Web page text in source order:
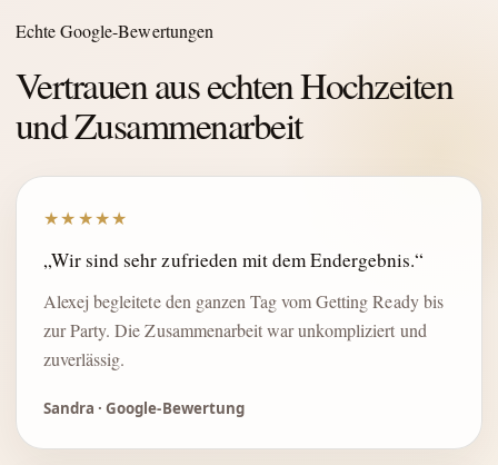
Echte Google-Bewertungen
Vertrauen aus echten Hochzeiten
und Zusammenarbeit
★★★★★
„Wir sind sehr zufrieden mit dem Endergebnis.“
Alexej begleitete den ganzen Tag vom Getting Ready bis
zur Party. Die Zusammenarbeit war unkompliziert und
zuverlässig.
Sandra · Google-Bewertung